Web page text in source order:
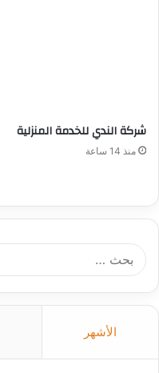
شركة الندي للخدمة المنزلية
منذ 14 ساعة
الأشهر